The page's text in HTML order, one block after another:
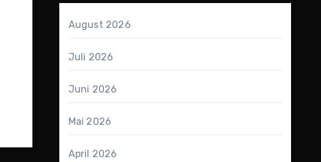
August 2026
Juli 2026
Juni 2026
Mai 2026
April 2026